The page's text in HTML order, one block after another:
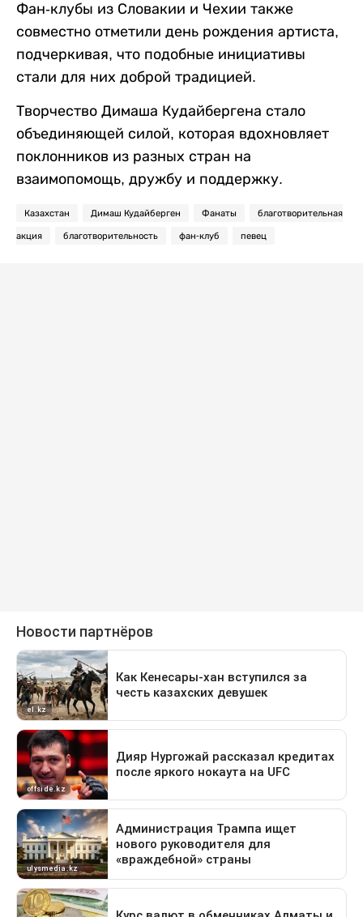
Фан-клубы из Словакии и Чехии также
совместно отметили день рождения артиста,
подчеркивая, что подобные инициативы
стали для них доброй традицией.
Творчество Димаша Кудайбергена стало
объединяющей силой, которая вдохновляет
поклонников из разных стран на
взаимопомощь, дружбу и поддержку.
Казахстан Димаш Кудайберген Фанаты благотворительная
акция благотворительность фан-клуб певец